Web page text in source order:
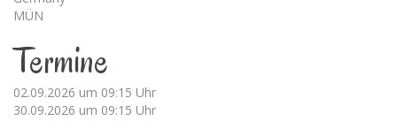
MÜN
Termine
02.09.2026 um 09:15 Uhr
30.09.2026 um 09:15 Uhr